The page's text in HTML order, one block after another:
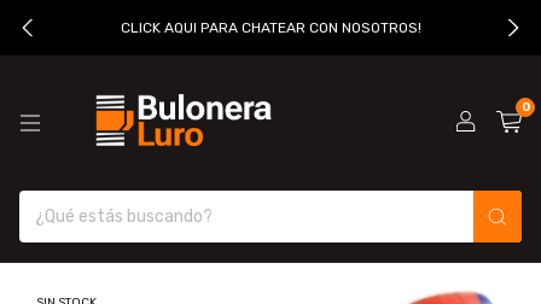
CLICK AQUI PARA CHATEAR CON NOSOTROS!
0